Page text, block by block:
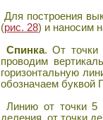
Для построения
(рис. 28) и наносим
Спинка. От точки
проводим
горизонтальную
обозначаем буквой
Линию от точки 5